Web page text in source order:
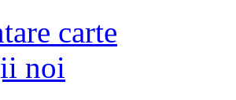
carte
noi